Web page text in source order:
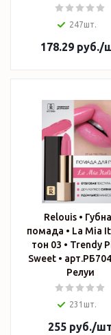
247шт.
178.29руб./
Relouis •
помада • La Mia
тон 03 • Trendy
Sweet •
Релуи
231шт.
255руб./